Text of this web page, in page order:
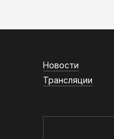
Новости
Трансляции